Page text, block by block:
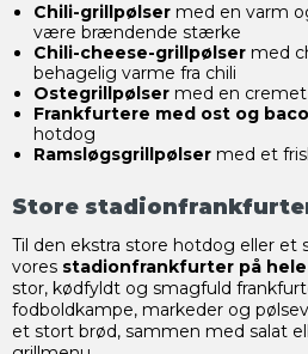
Chili-grillpølsermed en varm
være brændende stærke
Chili-cheese-grillpølsermed
behagelig varme fra chili
Ostegrillpølsermed en cremet
Frankfurtere med ost og
hotdog
Ramsløgsgrillpølsermed et
Store
Til den ekstra store hotdog eller
vores stadionfrankfurter på hele
stor, kødfyldt og smagfuld
fodboldkampe, markeder og
et stort brød, sammen med salat